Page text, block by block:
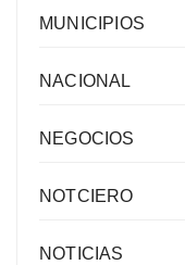
MUNICIPIOS
NACIONAL
NEGOCIOS
NOTCIERO
NOTICIAS